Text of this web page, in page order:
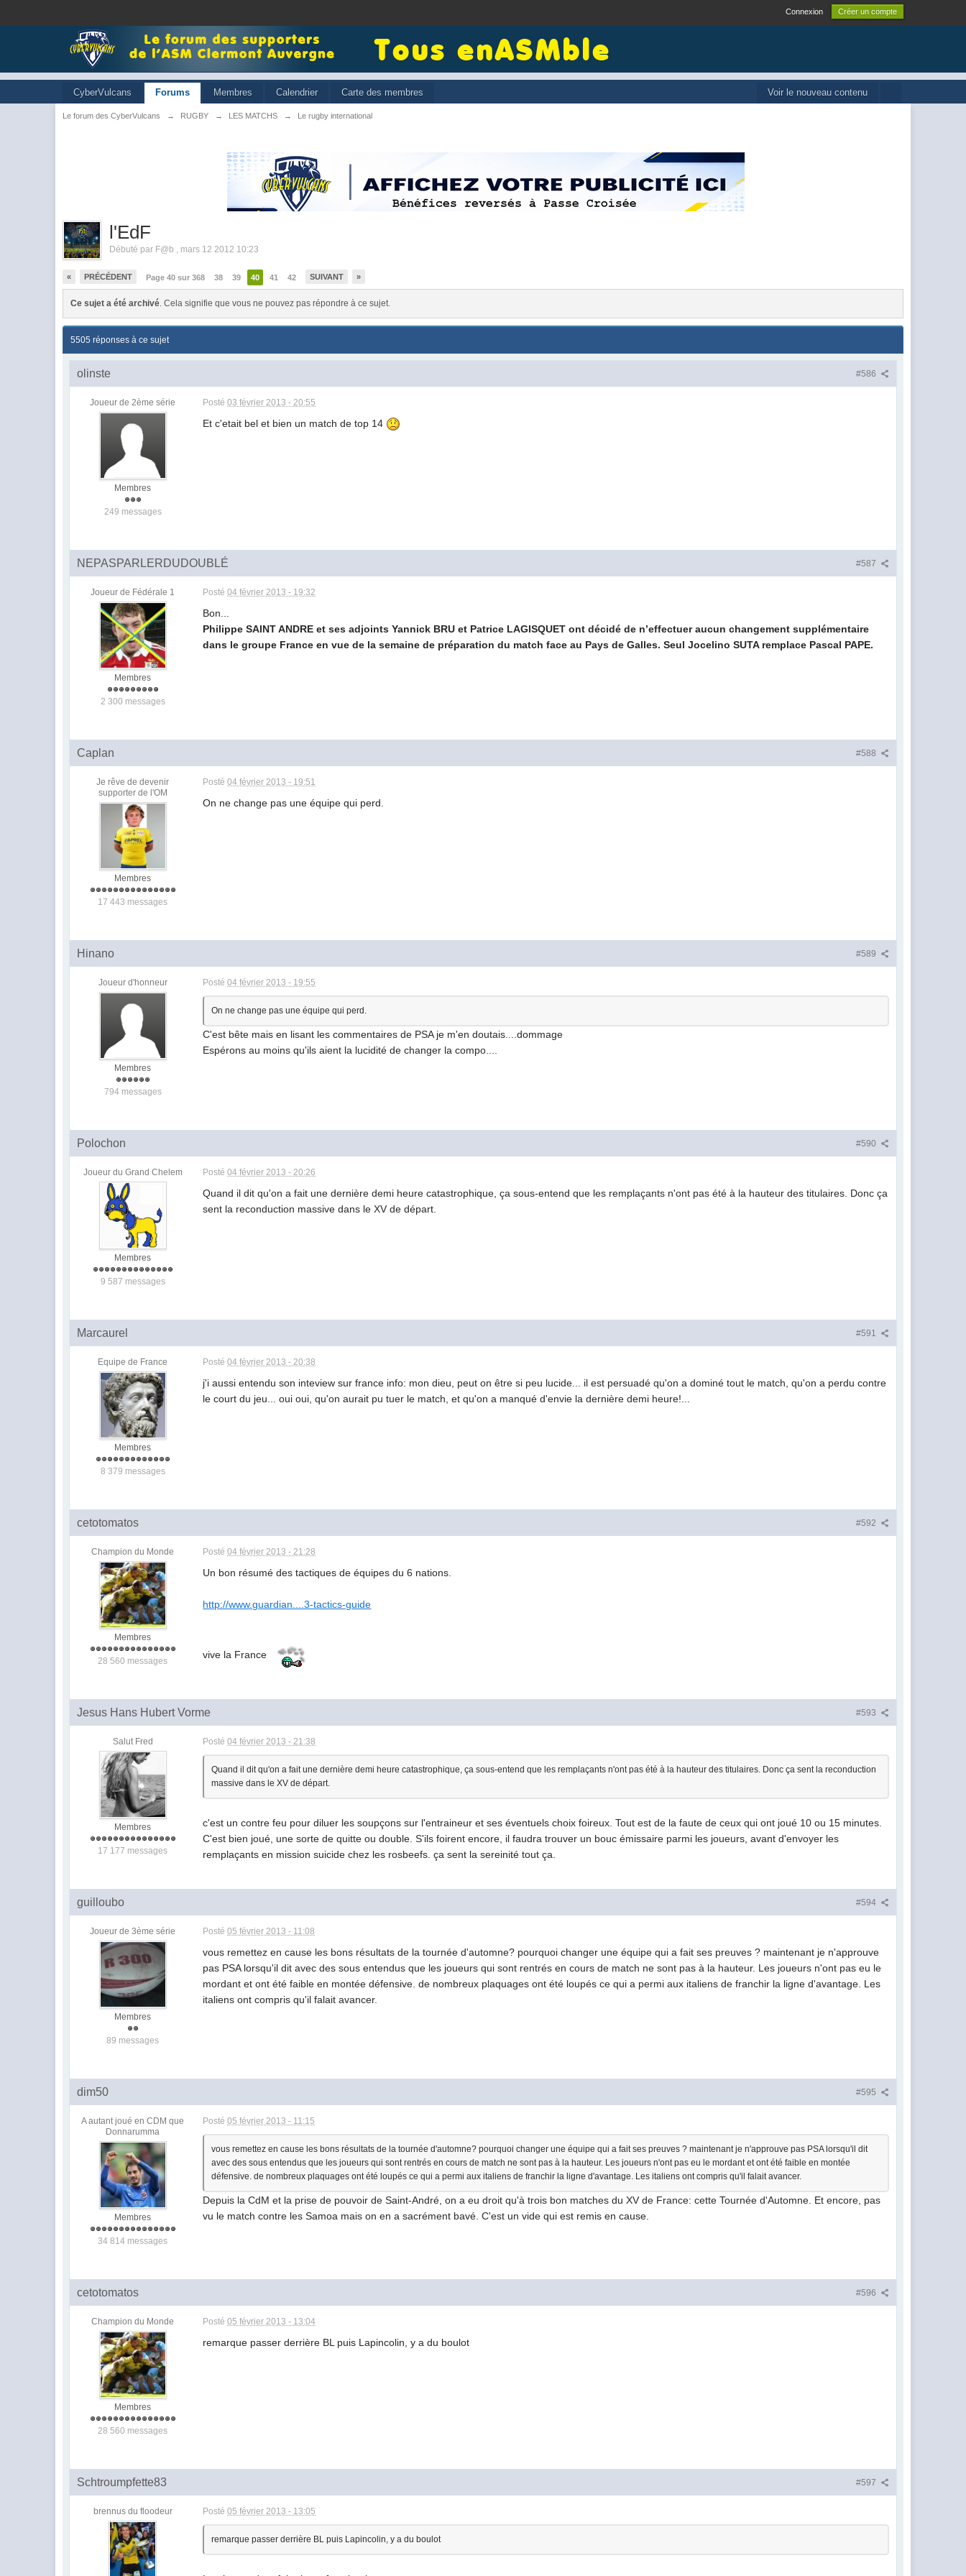
Connexion Créer un compte
Voir le nouveau contenu
CyberVulcans Forums Membres Calendrier Carte des membres
Le forum des CyberVulcans → RUGBY → LES MATCHS → Le rugby international
l'EdF
Débuté par F@b , mars 12 2012 10:23
« PRÉCÉDENT Page 40 sur 368 38 39 40 41 42 SUIVANT »
Ce sujet a été archivé. Cela signifie que vous ne pouvez pas répondre à ce sujet.
5505 réponses à ce sujet
#586
olinste
Joueur de 2ème série
Membres
249 messages
Posté03 février 2013 - 20:55
Et c'etait bel et bien un match de top 14
#587
NEPASPARLERDUDOUBLÉ
Joueur de Fédérale 1
Membres
2 300 messages
Posté04 février 2013 - 19:32
Bon...
Philippe SAINT ANDRE et ses adjoints Yannick BRU et Patrice LAGISQUET ont décidé de n’effectuer aucun changement supplémentaire
dans le groupe France en vue de la semaine de préparation du match face au Pays de Galles. Seul Jocelino SUTA remplace Pascal PAPE.
#588
Caplan
Je rêve de devenir
supporter de l'OM
Membres
17 443 messages
Posté04 février 2013 - 19:51
On ne change pas une équipe qui perd.
#589
Hinano
Joueur d'honneur
Membres
794 messages
Posté04 février 2013 - 19:55
On ne change pas une équipe qui perd.
C'est bête mais en lisant les commentaires de PSA je m'en doutais....dommage
Espérons au moins qu'ils aient la lucidité de changer la compo....
#590
Polochon
Joueur du Grand Chelem
Membres
9 587 messages
Posté04 février 2013 - 20:26
Quand il dit qu'on a fait une dernière demi heure catastrophique, ça sous-entend que les remplaçants n'ont pas été à la hauteur des titulaires. Donc ça
sent la reconduction massive dans le XV de départ.
#591
Marcaurel
Equipe de France
Membres
8 379 messages
Posté04 février 2013 - 20:38
j'i aussi entendu son inteview sur france info: mon dieu, peut on être si peu lucide... il est persuadé qu'on a dominé tout le match, qu'on a perdu contre
le court du jeu... oui oui, qu'on aurait pu tuer le match, et qu'on a manqué d'envie la dernière demi heure!...
#592
cetotomatos
Champion du Monde
Membres
28 560 messages
Posté04 février 2013 - 21:28
Un bon résumé des tactiques de équipes du 6 nations.
http://www.guardian....3-tactics-guide
vive la France
#593
Jesus Hans Hubert Vorme
Salut Fred
Membres
17 177 messages
Posté04 février 2013 - 21:38
Quand il dit qu'on a fait une dernière demi heure catastrophique, ça sous-entend que les remplaçants n'ont pas été à la hauteur des titulaires. Donc ça sent la reconduction
massive dans le XV de départ.
c'est un contre feu pour diluer les soupçons sur l'entraineur et ses éventuels choix foireux. Tout est de la faute de ceux qui ont joué 10 ou 15 minutes.
C'est bien joué, une sorte de quitte ou double. S'ils foirent encore, il faudra trouver un bouc émissaire parmi les joueurs, avant d'envoyer les
remplaçants en mission suicide chez les rosbeefs. ça sent la sereinité tout ça.
#594
guilloubo
Joueur de 3ème série
Membres
89 messages
Posté05 février 2013 - 11:08
vous remettez en cause les bons résultats de la tournée d'automne? pourquoi changer une équipe qui a fait ses preuves ? maintenant je n'approuve
pas PSA lorsqu'il dit avec des sous entendus que les joueurs qui sont rentrés en cours de match ne sont pas à la hauteur. Les joueurs n'ont pas eu le
mordant et ont été faible en montée défensive. de nombreux plaquages ont été loupés ce qui a permi aux italiens de franchir la ligne d'avantage. Les
italiens ont compris qu'il falait avancer.
#595
dim50
A autant joué en CDM que
Donnarumma
Membres
34 814 messages
Posté05 février 2013 - 11:15
vous remettez en cause les bons résultats de la tournée d'automne? pourquoi changer une équipe qui a fait ses preuves ? maintenant je n'approuve pas PSA lorsqu'il dit
avec des sous entendus que les joueurs qui sont rentrés en cours de match ne sont pas à la hauteur. Les joueurs n'ont pas eu le mordant et ont été faible en montée
défensive. de nombreux plaquages ont été loupés ce qui a permi aux italiens de franchir la ligne d'avantage. Les italiens ont compris qu'il falait avancer.
Depuis la CdM et la prise de pouvoir de Saint-André, on a eu droit qu'à trois bon matches du XV de France: cette Tournée d'Automne. Et encore, pas
vu le match contre les Samoa mais on en a sacrément bavé. C'est un vide qui est remis en cause.
#596
cetotomatos
Champion du Monde
Membres
28 560 messages
Posté05 février 2013 - 13:04
remarque passer derrière BL puis Lapincolin, y a du boulot
#597
Schtroumpfette83
brennus du floodeur Posté05 février 2013 - 13:05
remarque passer derrière BL puis Lapincolin, y a du boulot